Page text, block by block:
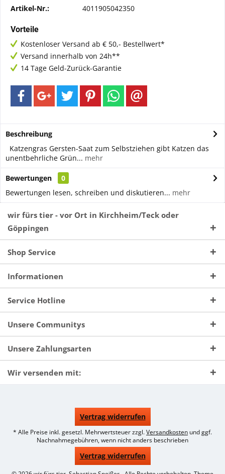
Artikel-Nr.: 4011905042350
Vorteile
Kostenloser Versand ab € 50,- Bestellwert*
Versand innerhalb von 24h**
14 Tage Geld-Zurück-Garantie
Beschreibung
Katzengras Gersten-Saat zum Selbstziehen gibt Katzen das
unentbehrliche Grün... mehr
Bewertungen
0
Bewertungen lesen, schreiben und diskutieren... mehr
wir fürs tier - vor Ort in Kirchheim/Teck oder
Göppingen
Shop Service
Informationen
Service Hotline
Unsere Communitys
Unsere Zahlungsarten
Wir versenden mit:
Vertrag widerrufen
* Alle Preise inkl. gesetzl. Mehrwertsteuer zzgl.Versandkosten und ggf.
Nachnahmegebühren, wenn nicht anders beschrieben
Vertrag widerrufen